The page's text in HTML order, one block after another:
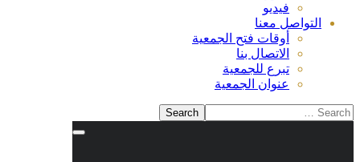
فيديو
التواصل معنا
أوقات فتح الجمعية
الاتصال بنا
تبرع للجمعية
عنوان الجمعية